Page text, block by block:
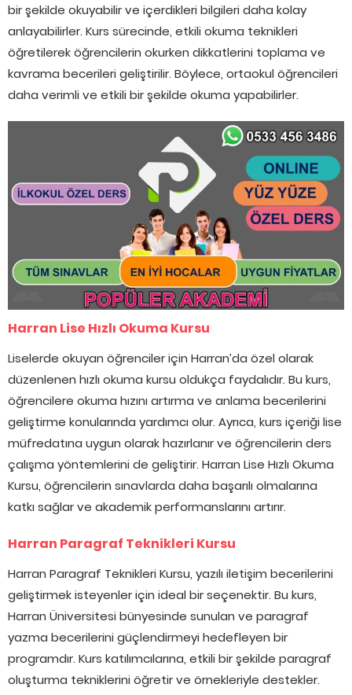
bir şekilde okuyabilir ve içerdikleri bilgileri daha kolay
anlayabilirler. Kurs sürecinde, etkili okuma teknikleri
öğretilerek öğrencilerin okurken dikkatlerini toplama ve
kavrama becerileri geliştirilir. Böylece, ortaokul öğrencileri
daha verimli ve etkili bir şekilde okuma yapabilirler.
Harran Lise Hızlı Okuma Kursu
Liselerde okuyan öğrenciler için Harran’da özel olarak
düzenlenen hızlı okuma kursu oldukça faydalıdır. Bu kurs,
öğrencilere okuma hızını artırma ve anlama becerilerini
geliştirme konularında yardımcı olur. Ayrıca, kurs içeriği lise
müfredatına uygun olarak hazırlanır ve öğrencilerin ders
çalışma yöntemlerini de geliştirir. Harran Lise Hızlı Okuma
Kursu, öğrencilerin sınavlarda daha başarılı olmalarına
katkı sağlar ve akademik performanslarını artırır.
Harran Paragraf Teknikleri Kursu
Harran Paragraf Teknikleri Kursu, yazılı iletişim becerilerini
geliştirmek isteyenler için ideal bir seçenektir. Bu kurs,
Harran Üniversitesi bünyesinde sunulan ve paragraf
yazma becerilerini güçlendirmeyi hedefleyen bir
programdır. Kurs katılımcılarına, etkili bir şekilde paragraf
oluşturma tekniklerini öğretir ve örnekleriyle destekler.